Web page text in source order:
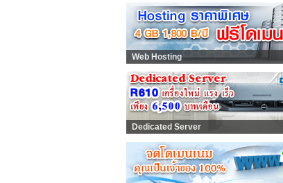
Web Hosting
Dedicated Server